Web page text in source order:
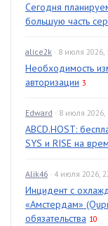
Сегодня
большую часть
alice2k · 8 июля 2026,
Необходимость
авторизации 3
Edward · 8 июля 2026,
ABCD.HOST:
SYS и RISE на
Alik46 · 4 июля 2026,
Инцидент с
«Амстердам»
обязательства 10